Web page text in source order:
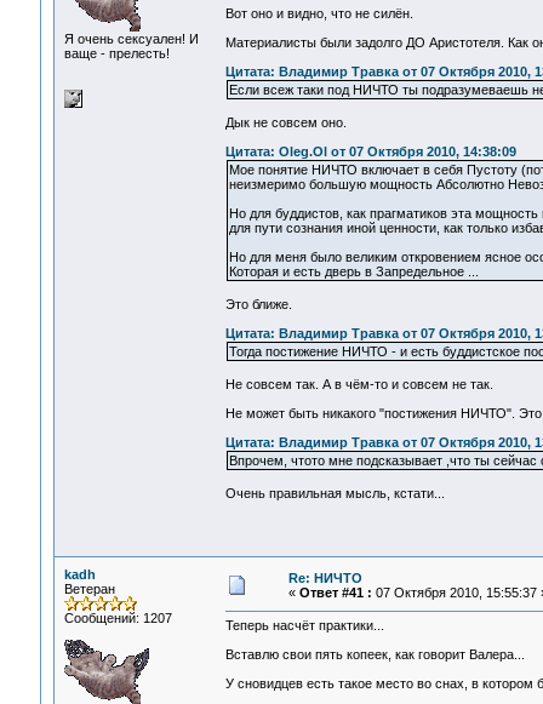
Я очень сексуален! И
ваще - прелесть!
Вот оно и видно, что не силён.
Материалисты были задолго ДО Аристотеля. Как
Цитата: Владимир Травка от 07 Октября 2010,
Если всеж таки под НИЧТО ты подразумеваешь
Дык не совсем оно.
Цитата: Oleg.Ol от 07 Октября 2010, 14:38:09
Мое понятие НИЧТО включает в себя Пустоту
неизмеримо большую мощность Абсолютно
Но для буддистов, как прагматиков эта
для пути сознания иной ценности, как только
Но для меня было великим откровением ясное
Которая и есть дверь в Запредельное ...
Это ближе.
Цитата: Владимир Травка от 07 Октября 2010,
Тогда постижение НИЧТО - и есть буддистское
Не совсем так. А в чём-то и совсем не так.
Не может быть никакого "постижения НИЧТО". Это
Цитата: Владимир Травка от 07 Октября 2010,
Впрочем, чтото мне подсказывает ,что ты
Очень правильная мысль, кстати...
kadh
Ветеран
Сообщений: 1207
Re: НИЧТО
« Ответ #41 : 07 Октября 2010, 15:55:37
Теперь насчёт практики...
Вставлю свои пять копеек, как говорит Валера...
У сновидцев есть такое место во снах, в котором